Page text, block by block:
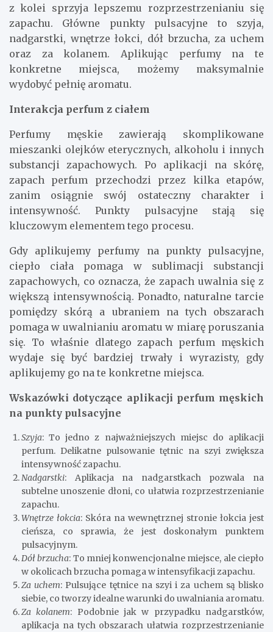
z kolei sprzyja lepszemu rozprzestrzenianiu się
zapachu. Główne punkty pulsacyjne to szyja,
nadgarstki, wnętrze łokci, dół brzucha, za uchem
oraz za kolanem. Aplikując perfumy na te
konkretne miejsca, możemy maksymalnie
wydobyć pełnię aromatu.
Interakcja perfum z ciałem
Perfumy męskie zawierają skomplikowane
mieszanki olejków eterycznych, alkoholu i innych
substancji zapachowych. Po aplikacji na skórę,
zapach perfum przechodzi przez kilka etapów,
zanim osiągnie swój ostateczny charakter i
intensywność. Punkty pulsacyjne stają się
kluczowym elementem tego procesu.
Gdy aplikujemy perfumy na punkty pulsacyjne,
ciepło ciała pomaga w sublimacji substancji
zapachowych, co oznacza, że zapach uwalnia się z
większą intensywnością. Ponadto, naturalne tarcie
pomiędzy skórą a ubraniem na tych obszarach
pomaga w uwalnianiu aromatu w miarę poruszania
się. To właśnie dlatego zapach perfum męskich
wydaje się być bardziej trwały i wyrazisty, gdy
aplikujemy go na te konkretne miejsca.
Wskazówki dotyczące aplikacji perfum męskich
na punkty pulsacyjne
Szyja: To jedno z najważniejszych miejsc do aplikacji
perfum. Delikatne pulsowanie tętnic na szyi zwiększa
intensywność zapachu.
Nadgarstki: Aplikacja na nadgarstkach pozwala na
subtelne unoszenie dłoni, co ułatwia rozprzestrzenianie
zapachu.
Wnętrze łokcia: Skóra na wewnętrznej stronie łokcia jest
cieńsza, co sprawia, że jest doskonałym punktem
pulsacyjnym.
Dół brzucha: To mniej konwencjonalne miejsce, ale ciepło
w okolicach brzucha pomaga w intensyfikacji zapachu.
Za uchem: Pulsujące tętnice na szyi i za uchem są blisko
siebie, co tworzy idealne warunki do uwalniania aromatu.
Za kolanem: Podobnie jak w przypadku nadgarstków,
aplikacja na tych obszarach ułatwia rozprzestrzenianie